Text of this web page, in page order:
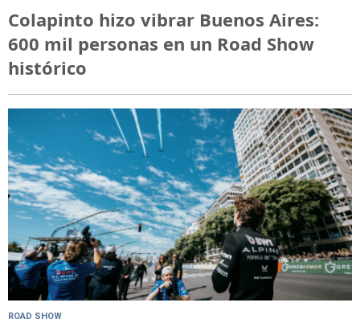
Colapinto hizo vibrar Buenos Aires:
600 mil personas en un Road Show
histórico
ROAD SHOW